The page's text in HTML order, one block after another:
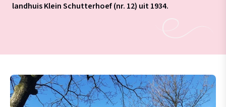
landhuis Klein Schutterhoef (nr. 12) uit 1934.